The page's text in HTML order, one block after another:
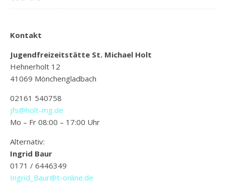
Kontakt
Jugendfreizeitstätte St. Michael Holt
Hehnerholt 12
41069 Mönchengladbach
02161 540758
jfs@holt-mg.de
Mo – Fr 08:00 – 17:00 Uhr
Alternativ:
Ingrid Baur
0171 / 6446349
Ingrid_Baur@t-online.de